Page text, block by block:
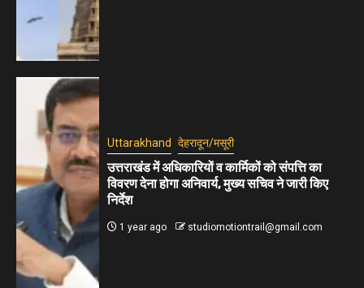
Uttarakhand देहरादून/मसूरी
उत्तराखंड में अधिकारियों व कार्मिकों को संपत्ति का
विवरण देना होगा अनिवार्य, मुख्य सचिव ने जारी किए
निर्देश
1 year ago studiomotiontrail@gmail.com